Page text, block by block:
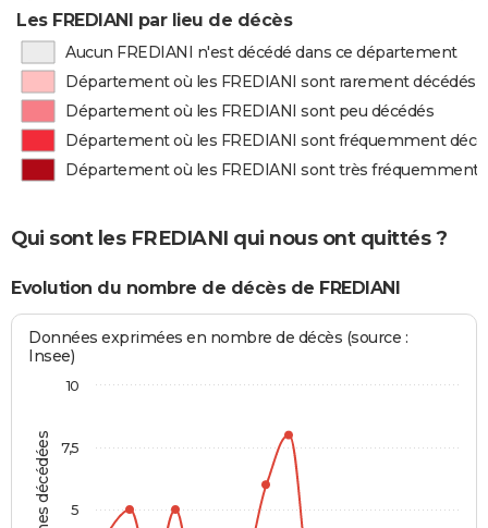
Les FREDIANI par lieu de décès
Aucun FREDIANI n'est décédé dans ce département
Département où les FREDIANI sont rarement décédés
Département où les FREDIANI sont peu décédés
Département où les FREDIANI sont fréquemment
Département où les FREDIANI sont très fréquemment
Qui sont les FREDIANI qui nous ont quittés ?
Evolution du nombre de décès de FREDIANI
Données exprimées en nombre de décès (source :
Insee)
10
5
7,5